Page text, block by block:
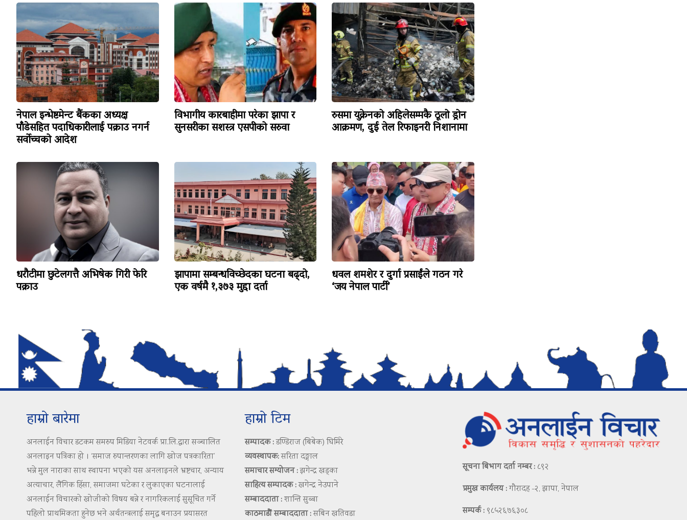
नेपाल इन्भेष्टमेन्ट बैंकका अध्यक्ष
पाँडेसहित पदाधिकारीलाई पक्राउ नगर्न
सर्वोच्चको आदेश
विभागीय कारबाहीमा परेका झापा र
सुनसरीका सशस्त्र एसपीको सरुवा
रुसमा युक्रेनको अहिलेसम्मकै ठूलो ड्रोन
आक्रमण, दुई तेल रिफाइनरी निशानामा
धरौटीमा छुटेलगत्तै अभिषेक गिरी फेरि
पक्राउ
झापामा सम्बन्धविच्छेदका घटना बढ्दो,
एक वर्षमै १,३७३ मुद्दा दर्ता
धवल शमशेर र दुर्गा प्रसाईंले गठन गरे
‘जय नेपाल पार्टी’
हाम्रो बारेमा
अनलाईन विचार डटकम समरुप मिडिया नेटवर्क प्रा.लि.द्वारा सञ्चालित
अनलाइन पत्रिका हो । ‘समाज रुपान्तरणका लागि खोज पत्रकारिता’
भन्ने मुल नाराका साथ स्थापना भएको यस अनलाइनले भ्रष्टचार, अन्याय
अत्याचार, लैंगिक हिंसा, समाजमा घटेका र लुकाएका घटनालाई
अनलाईन विचारको खोजीको विषय बन्ने र नागरिकलाई सुसूचित गर्ने
पहिलो प्राथमिकता हुनेछ भने अर्थतन्त्रलाई समृद्ध बनाउन प्रयासरत
हाम्रो टिम
सम्पादक :डण्डिराज (बिबेक) घिमिरे
व्यवस्थापक:सरिता दङ्गाल
समाचार सम्योजन :झगेन्द्र खड्का
साहित्य सम्पादक :खगेन्द्र नेउपाने
सम्बाददाता :शान्ति सुब्बा
काठमाडौं सम्बाददाता :सबिन खतिवडा
सूचना बिभाग दर्ता नम्बर : ८९२
प्रमुख कार्यलय :गौरादह -२, झापा, नेपाल
सम्पर्क : ९८५२६७६३०८